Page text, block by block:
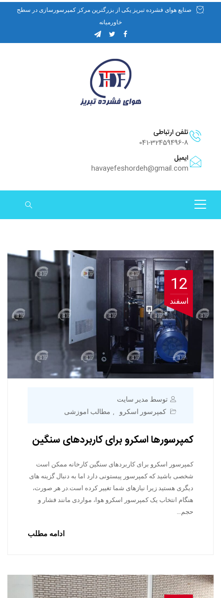
صنایع هوای فشرده تبریز یکی از بزرگترین مرکز کمپرسورسازی در سطح
خاورمیانه
تلفن ارتباطی
041-32459496-8
ایمیل
havayefeshordeh@gmail.com
12
اسفند
توسط مدیر سایت
کمپرسور اسکرو
, مطالب اموزشی
کمپرسورها اسکرو برای کاربردهای سنگین
کمپرسور اسکرو برای کاربردهای سنگین کارخانه ممکن است
شخصی باشید که کمپرسور پیستونی دارد اما به دنبال گزینه های
دیگری هستید زیرا نیازهای شما تغییر کرده است.در هر صورت،
هنگام انتخاب یک کمپرسور اسکرو هوا، مواردی مانند فشار و
حجم…
ادامه مطلب